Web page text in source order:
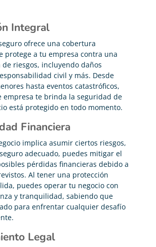
Integral
ofrece una cobertura
protege a tu empresa contra una
riesgos, incluyendo daños
civil y más. Desde
hasta eventos catastróficos,
empresa te brinda la seguridad de
está protegido en todo momento.
Financiera
implica asumir ciertos riesgos,
adecuado, puedes mitigar el
pérdidas financieras debido a
Al tener una protección
puedes operar tu negocio con
y tranquilidad, sabiendo que
para enfrentar cualquier desafío
Legal